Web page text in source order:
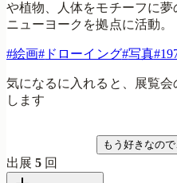
や植物、人体をモチーフに夢
ニューヨークを拠点に活動。
#絵画# ドローイング#写真#
気になるに入れると、展覧
します
もう好きなの
出展5 回